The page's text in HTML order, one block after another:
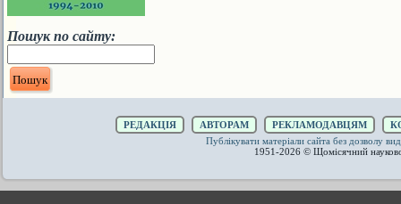
Пошук по сайту:
РЕДАКЦІЯ АВТОРАМ РЕКЛАМОДАВЦЯМ
Публікувати матеріали сайта без дозволу
1951-2026 © Щомісячний